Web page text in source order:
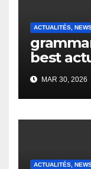
ACTUALITÉS,
best
to it’s
English
Heap
MAR 30, 2026
ACTUALITÉS,